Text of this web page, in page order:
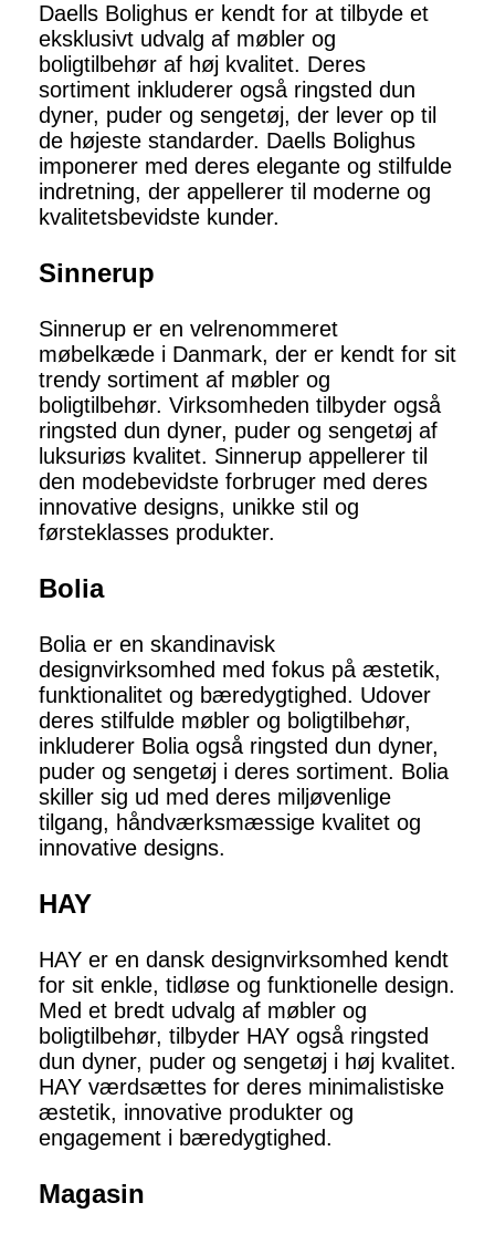
Daells Bolighus er kendt for at tilbyde et
eksklusivt udvalg af møbler og
boligtilbehør af høj kvalitet. Deres
sortiment inkluderer også ringsted dun
dyner, puder og sengetøj, der lever op til
de højeste standarder. Daells Bolighus
imponerer med deres elegante og stilfulde
indretning, der appellerer til moderne og
kvalitetsbevidste kunder.
Sinnerup
Sinnerup er en velrenommeret
møbelkæde i Danmark, der er kendt for sit
trendy sortiment af møbler og
boligtilbehør. Virksomheden tilbyder også
ringsted dun dyner, puder og sengetøj af
luksuriøs kvalitet. Sinnerup appellerer til
den modebevidste forbruger med deres
innovative designs, unikke stil og
førsteklasses produkter.
Bolia
Bolia er en skandinavisk
designvirksomhed med fokus på æstetik,
funktionalitet og bæredygtighed. Udover
deres stilfulde møbler og boligtilbehør,
inkluderer Bolia også ringsted dun dyner,
puder og sengetøj i deres sortiment. Bolia
skiller sig ud med deres miljøvenlige
tilgang, håndværksmæssige kvalitet og
innovative designs.
HAY
HAY er en dansk designvirksomhed kendt
for sit enkle, tidløse og funktionelle design.
Med et bredt udvalg af møbler og
boligtilbehør, tilbyder HAY også ringsted
dun dyner, puder og sengetøj i høj kvalitet.
HAY værdsættes for deres minimalistiske
æstetik, innovative produkter og
engagement i bæredygtighed.
Magasin